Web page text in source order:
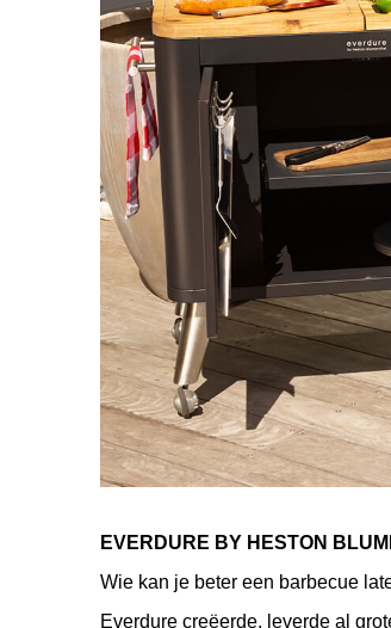
EVERDURE BY HESTON
Wie kan je beter een barbecue
Everdure creëerde, leverde al